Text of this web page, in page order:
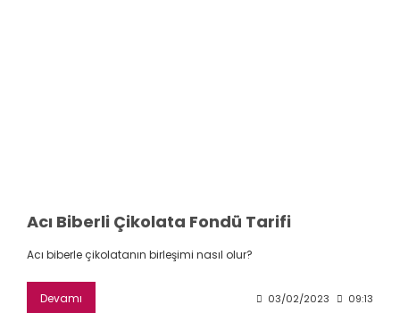
Acı Biberli Çikolata Fondü Tarifi
Acı biberle çikolatanın birleşimi nasıl olur?
Devamı 03/02/2023 09:13